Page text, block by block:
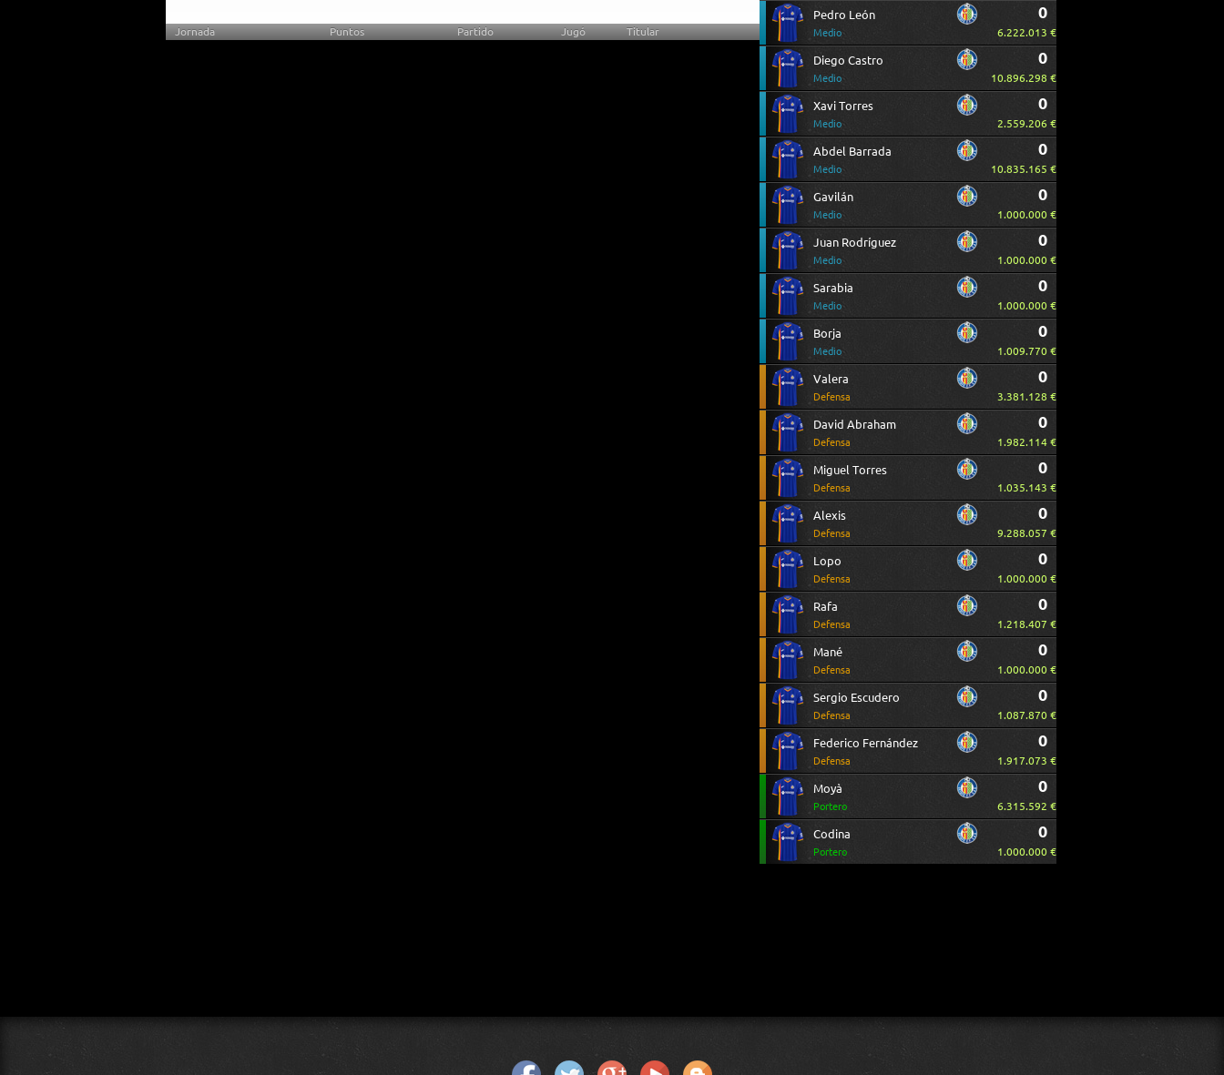
Jornada Puntos Partido Jugó Titular
Pedro León
Medio
0
6.222.013 €
Diego Castro
Medio
0
10.896.298 €
Xavi Torres
Medio
0
2.559.206 €
Abdel Barrada
Medio
0
10.835.165 €
Gavilán
Medio
0
1.000.000 €
Juan Rodríguez
Medio
0
1.000.000 €
Sarabia
Medio
0
1.000.000 €
Borja
Medio
0
1.009.770 €
Valera
Defensa
0
3.381.128 €
David Abraham
Defensa
0
1.982.114 €
Miguel Torres
Defensa
0
1.035.143 €
Alexis
Defensa
0
9.288.057 €
Lopo
Defensa
0
1.000.000 €
Rafa
Defensa
0
1.218.407 €
Mané
Defensa
0
1.000.000 €
Sergio Escudero
Defensa
0
1.087.870 €
Federico Fernández
Defensa
0
1.917.073 €
Moyà
Portero
0
6.315.592 €
Codina
Portero
0
1.000.000 €